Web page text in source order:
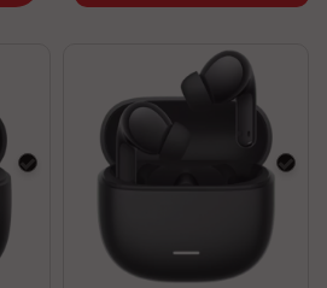
Noir Noir